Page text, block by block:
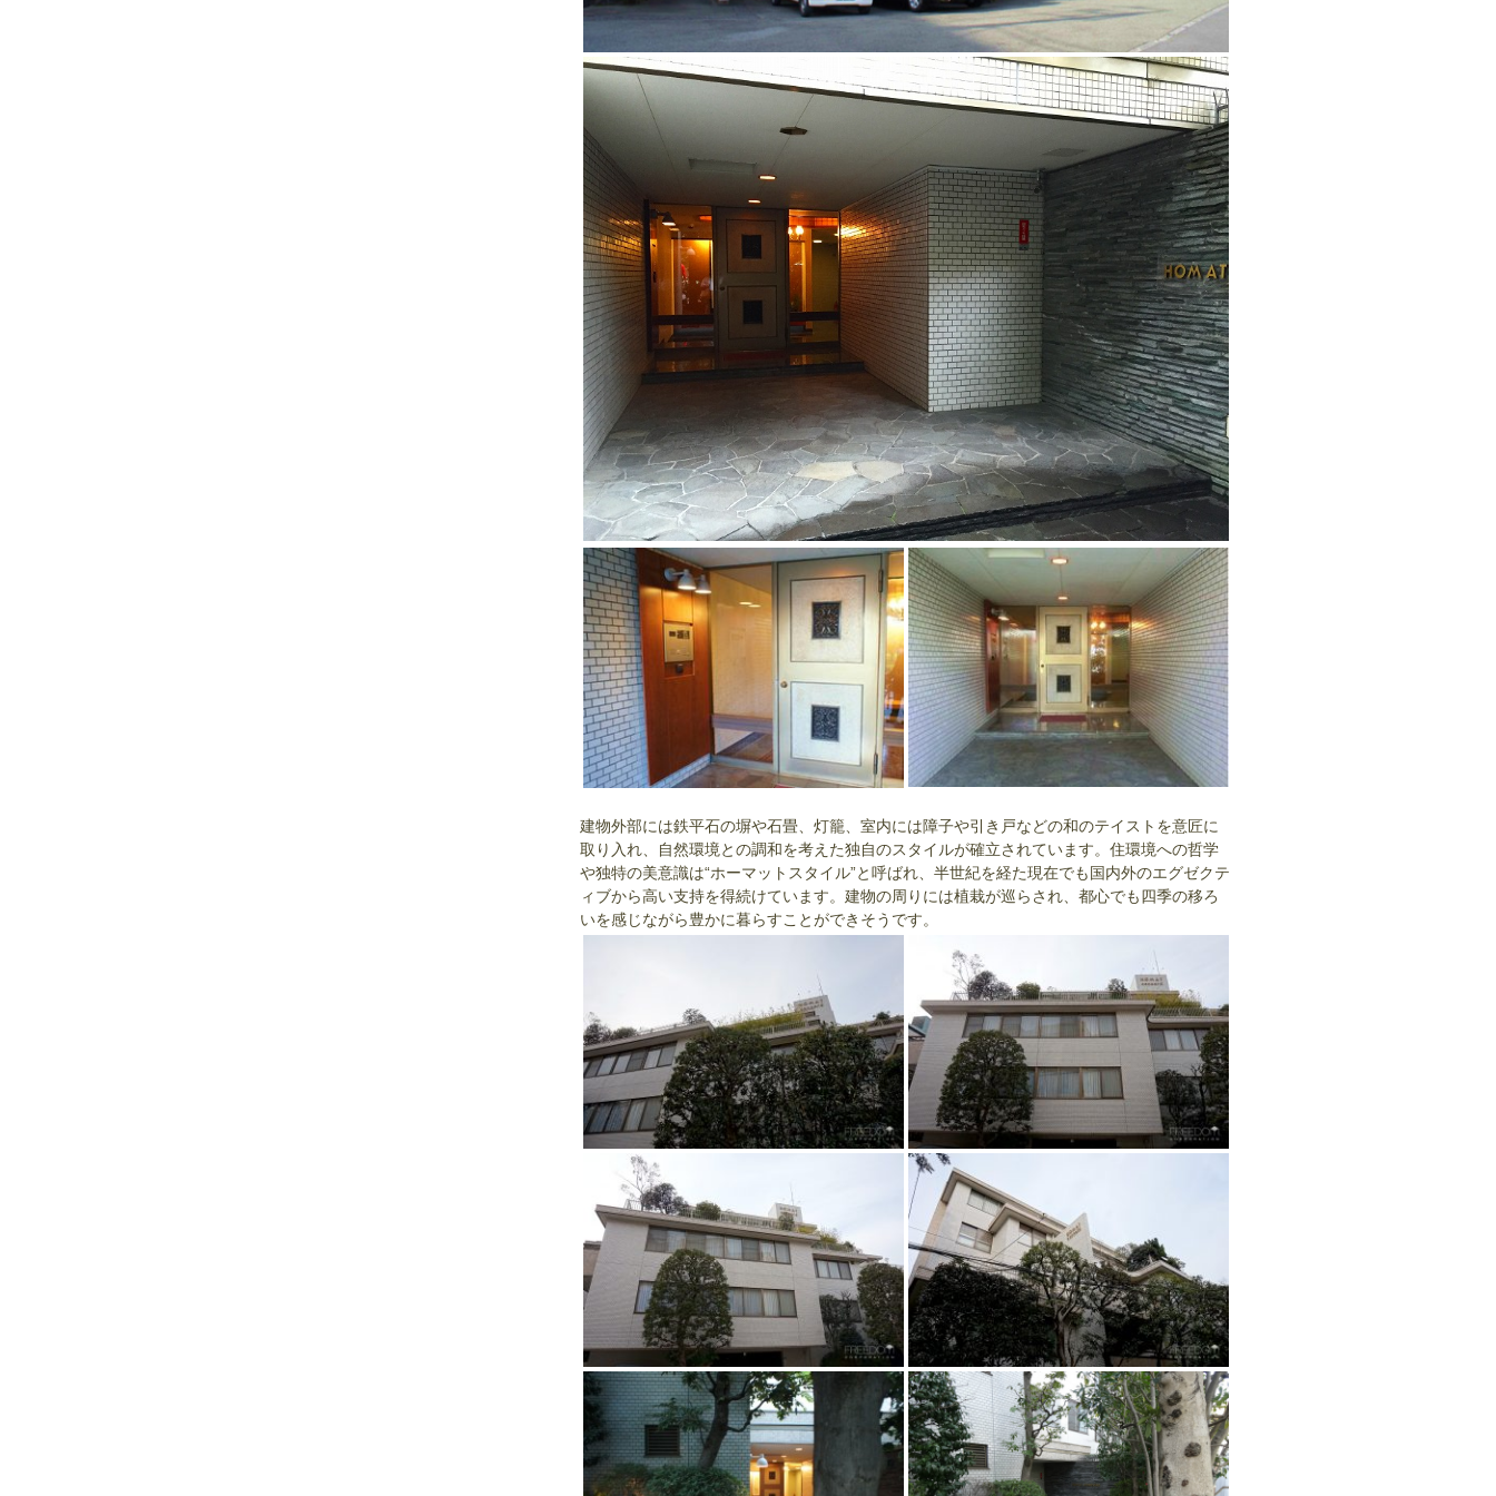
建物外部には鉄平石の塀や石畳、灯籠、室内には障子や引き戸などの和のテイストを意匠に
取り入れ、自然環境との調和を考えた独自のスタイルが確立されています。住環境への哲学
や独特の美意識は“ホーマットスタイル”と呼ばれ、半世紀を経た現在でも国内外のエグゼクテ
ィブから高い支持を得続けています。建物の周りには植栽が巡らされ、都心でも四季の移ろ
いを感じながら豊かに暮らすことができそうです。